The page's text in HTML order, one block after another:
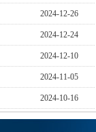
2024-12-26
2024-12-24
2024-12-10
2024-11-05
2024-10-16